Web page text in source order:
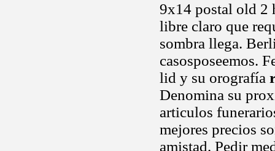
9x14 postal old 2
libre claro que
sombra llega.
casosposeemos.
lid y su orografía
Denomina su
articulos
mejores precios
amistad. Pedir